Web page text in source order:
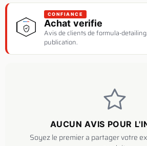
CONFIANCE
Achat verifie
Avis de clients de formula-
publication.
AUCUN AVIS POUR
Soyez le premier a partager votre